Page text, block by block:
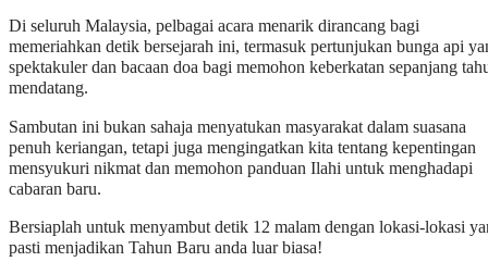
Di seluruh Malaysia, pelbagai acara menarik dirancang bagi
memeriahkan detik bersejarah ini, termasuk pertunjukan bunga api
spektakuler dan bacaan doa bagi memohon keberkatan sepanjang
mendatang.
Sambutan ini bukan sahaja menyatukan masyarakat dalam suasana
penuh keriangan, tetapi juga mengingatkan kita tentang kepentingan
mensyukuri nikmat dan memohon panduan Ilahi untuk menghadapi
cabaran baru.
Bersiaplah untuk menyambut detik 12 malam dengan lokasi-lokasi
pasti menjadikan Tahun Baru anda luar biasa!